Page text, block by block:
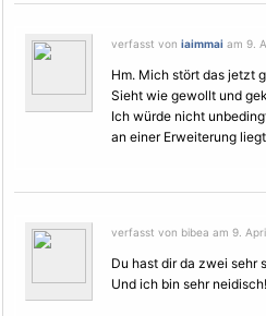
verfasst von iaimmai am 9.
Hm. Mich stört das jetzt
Sieht wie gewollt und
Ich würde nicht
an einer Erweiterung
verfasst von bibea am 9.
Du hast dir da zwei sehr
Und ich bin sehr